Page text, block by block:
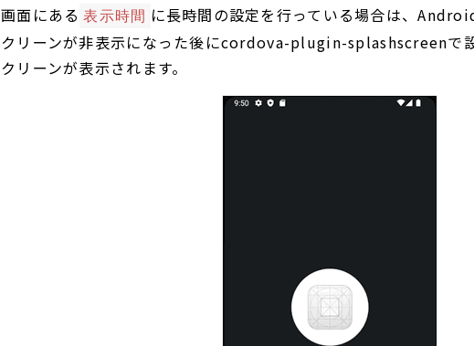
画面にある 表示時間 に長時間の設定を行っている場合は、
クリーンが非表示になった後にcordova-plugin-splashscreenで
クリーンが表示されます。